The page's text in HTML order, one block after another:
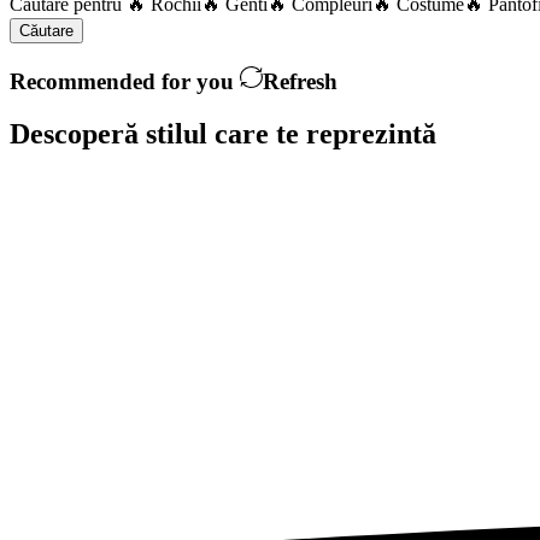
Căutare pentru 🔥 Rochii 🔥 Genti 🔥 Compleuri 🔥 Costume🔥
Căutare
Recommended for you Refresh
Descoperă stilul care te reprezintă